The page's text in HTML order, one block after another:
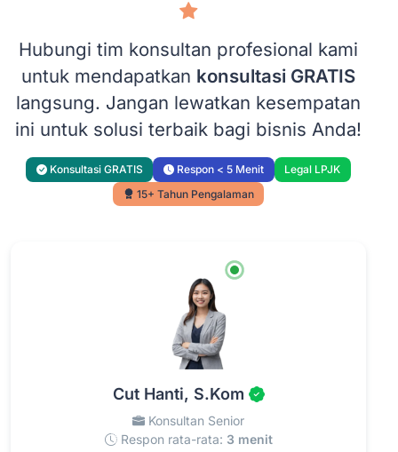
Hubungi tim konsultan profesional kami
untuk mendapatkan konsultasi GRATIS
langsung. Jangan lewatkan kesempatan
ini untuk solusi terbaik bagi bisnis Anda!
Konsultasi GRATIS Respon < 5 Menit
Legal LPJK
15+ Tahun Pengalaman
Cut Hanti, S.Kom
Konsultan Senior
Respon rata-rata: 3 menit